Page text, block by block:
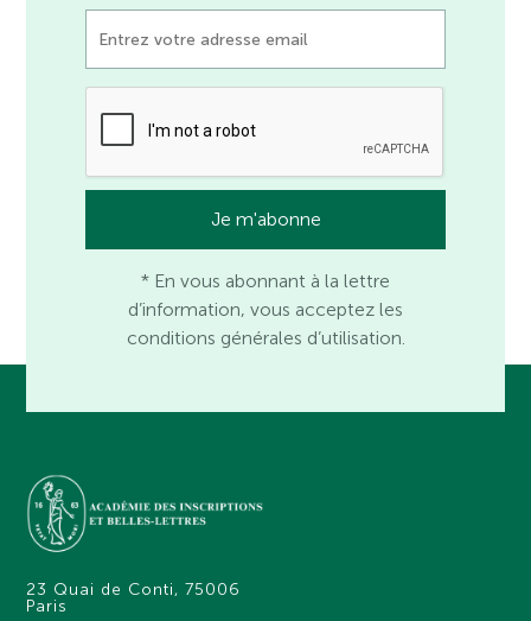
* En vous abonnant à la lettre
d’information, vous acceptez les
conditions générales d’utilisation.
23 Quai de Conti, 75006
Paris